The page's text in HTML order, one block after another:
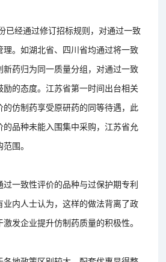
已经通过修订招标规则，对通过一致
。如湖北省、四川省均通过将一致
药归为同一质量分组，对通过一致
的态度。江苏省第一时间出台相关
仿制药享受原研药的同等待遇，此
品种未能入围集中采购，江苏省允
围。
一致性评价的品种与过保护期专利
内人士认为，这样的做法背离了政
发企业提升仿制药质量的积极性。